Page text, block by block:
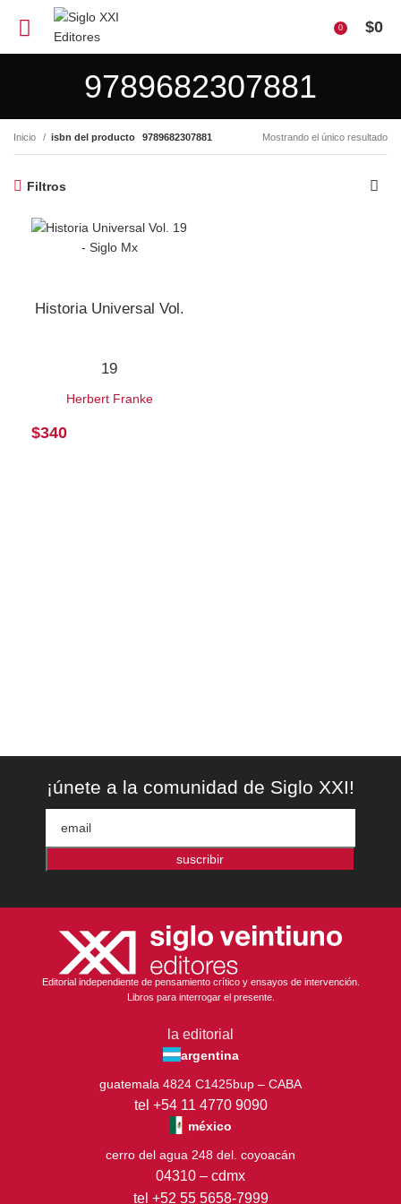
0 $0
9789682307881
Inicio isbn del producto 9789682307881 Mostrando el único resultado
Filtros
Historia Universal Vol.
19
Herbert Franke
$340
¡únete a la comunidad de Siglo XXI!
suscribir
Editorial independiente de pensamiento crítico y ensayos de intervención.
Libros para interrogar el presente.
la editorial
argentina
guatemala 4824 C1425bup – CABA
tel +54 11 4770 9090
méxico
cerro del agua 248 del. coyoacán
04310 – cdmx
tel +52 55 5658-7999